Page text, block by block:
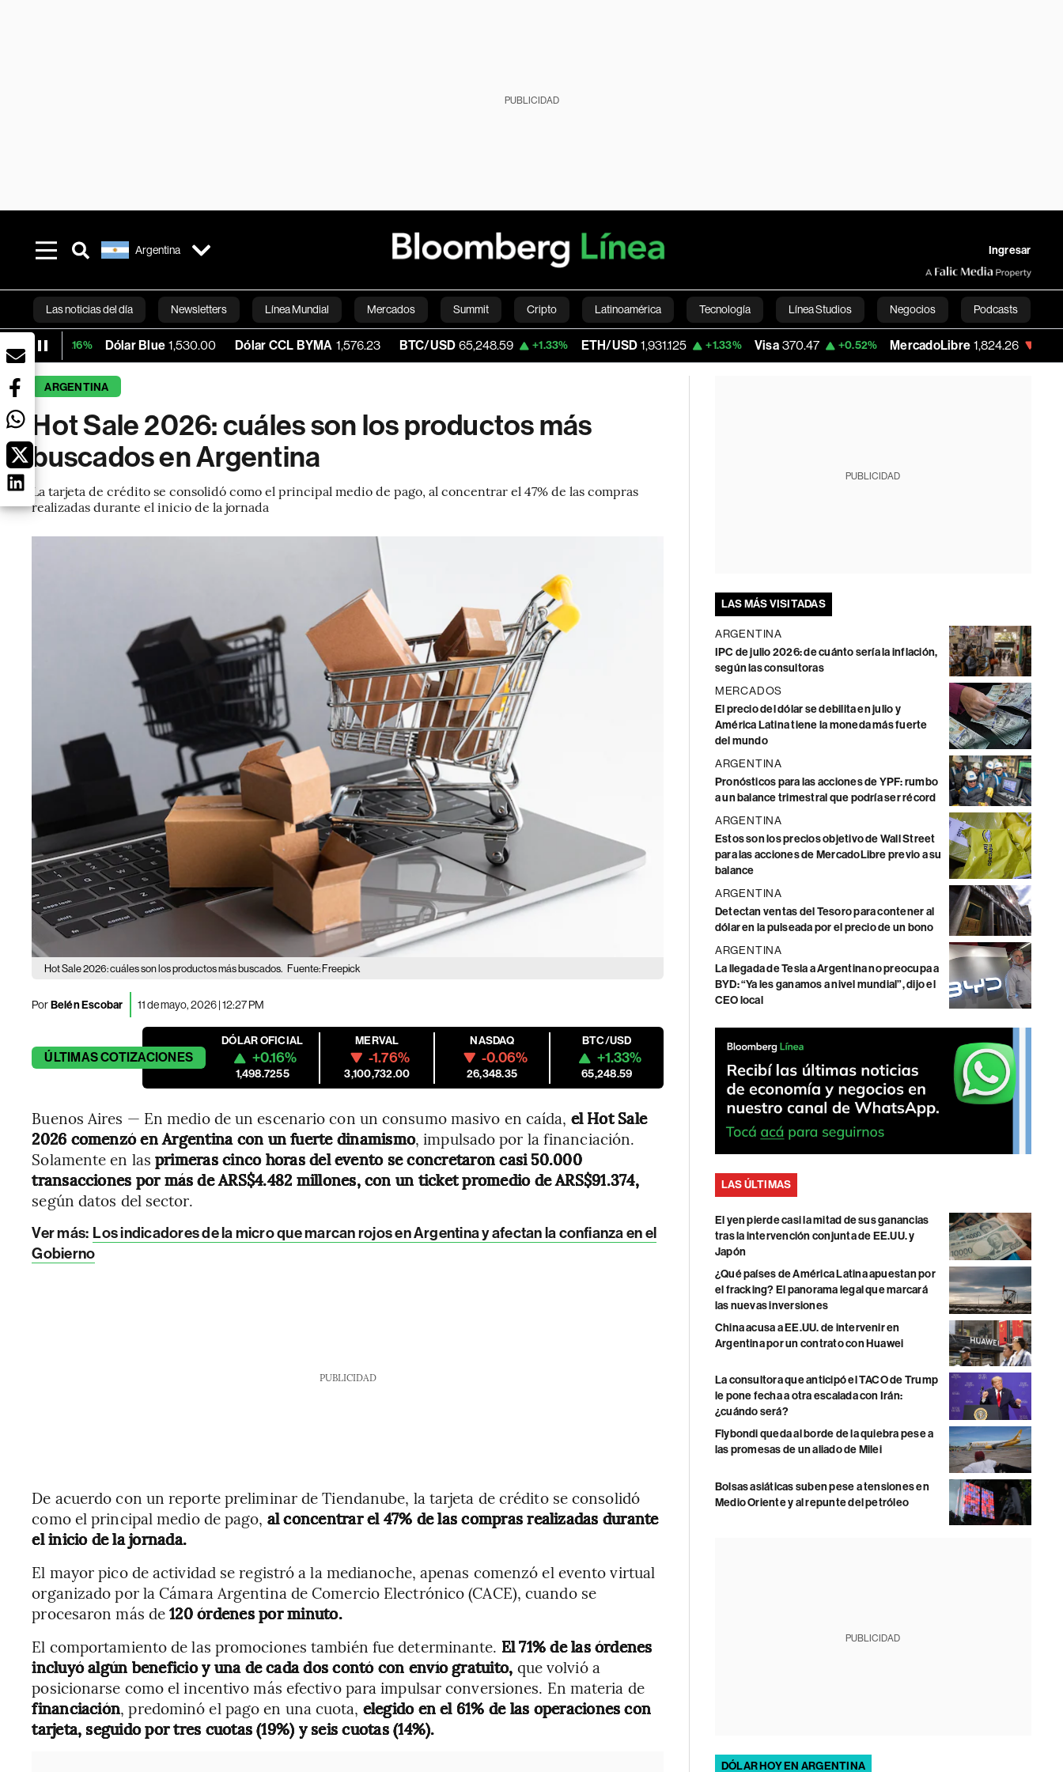
PUBLICIDAD
Argentina Ingresar
Las noticias del día Newsletters Línea Mundial Mercados Summit Cripto Latinoamérica Tecnología Línea Studios Negocios Podcasts
Bloomberg Green Economía Estilo de vida Mundo Videos English
Dólar Blue 1,530.00 Dólar CCL BYMA 1,576.23 BTC/USD 65,248.59 +1.33% ETH/USD 1,931.125 +1.33% Visa 370.47 +0.52% MercadoLibre 1,824.26 -5.23% Banco
ARGENTINA
Hot Sale 2026: cuáles son los productos más
buscados en Argentina
La tarjeta de crédito se consolidó como el principal medio de pago, al concentrar el 47% de las compras
realizadas durante el inicio de la jornada
Hot Sale 2026: cuáles son los productos más buscados. Fuente: Freepick
PorBelén Escobar 11 de mayo, 2026 | 12:27 PM
ÚLTIMASCOTIZACIONES
DÓLAR OFICIAL
+0.16%
1,498.7255
MERVAL
-1.76%
3,100,732.00
NASDAQ
-0.06%
26,348.35
BTC/USD
+1.33%
65,248.59
Buenos Aires — En medio de un escenario con un consumo masivo en caída, el Hot Sale
2026 comenzó en Argentina con un fuerte dinamismo, impulsado por la financiación.
Solamente en lasprimeras cinco horas del evento se concretaron casi 50.000
transacciones por más de ARS$4.482 millones, con un ticket promedio de ARS$91.374,
según datos del sector.
Ver más: Los indicadores de la micro que marcan rojos en Argentina y afectan la confianza en el
Gobierno
PUBLICIDAD
De acuerdo con un reporte preliminar de Tiendanube, la tarjeta de crédito se consolidó
como el principal medio de pago, al concentrar el 47% de las compras realizadas durante
el inicio de la jornada.
El mayor pico de actividad se registró a la medianoche, apenas comenzó el evento virtual
organizado por la Cámara Argentina de Comercio Electrónico (CACE), cuando se
procesaron más de120 órdenes por minuto.
El comportamiento de las promociones también fue determinante. El 71% de las órdenes
incluyó algún beneficio y una de cada dos contó con envío gratuito, que volvió a
posicionarse como el incentivo más efectivo para impulsar conversiones. En materia de
financiación, predominó el pago en una cuota, elegido en el 61% de las operaciones con
tarjeta, seguido por tres cuotas (19%) y seis cuotas (14%).
PUBLICIDAD
LAS MÁS VISITADAS
ARGENTINA
IPC de julio 2026: de cuánto sería la inflación,
según las consultoras
MERCADOS
El precio del dólar se debilita en julio y
América Latina tiene la moneda más fuerte
del mundo
ARGENTINA
Pronósticos para las acciones de YPF: rumbo
a un balance trimestral que podría ser récord
ARGENTINA
Estos son los precios objetivo de Wall Street
para las acciones de MercadoLibre previo a su
balance
ARGENTINA
Detectan ventas del Tesoro para contener al
dólar en la pulseada por el precio de un bono
ARGENTINA
La llegada de Tesla a Argentina no preocupa a
BYD: “Ya les ganamos a nivel mundial”, dijo el
CEO local
LAS ÚLTIMAS
El yen pierde casi la mitad de sus ganancias
tras la intervención conjunta de EE.UU. y
Japón
¿Qué países de América Latina apuestan por
el fracking? El panorama legal que marcará
las nuevas inversiones
China acusa a EE.UU. de intervenir en
Argentina por un contrato con Huawei
La consultora que anticipó el TACO de Trump
le pone fecha a otra escalada con Irán:
¿cuándo será?
Flybondi queda al borde de la quiebra pese a
las promesas de un aliado de Milei
Bolsas asiáticas suben pese a tensiones en
Medio Oriente y al repunte del petróleo
PUBLICIDAD
DÓLAR HOY EN ARGENTINA